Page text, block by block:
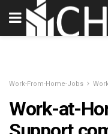
Work-From-Home-Jobs
Work-at-